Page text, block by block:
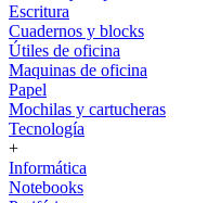
Escritura
Cuadernos y blocks
Útiles de oficina
Maquinas de oficina
Papel
Mochilas y cartucheras
Tecnología
+
Informática
Notebooks